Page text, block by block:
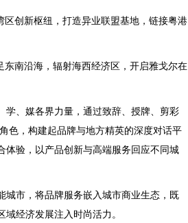
区创新枢纽，打造异业联盟基地，链接粤港
东南沿海，辐射海西经济区，开启雅戈尔在
学、媒各界力量，通过致辞、授牌、剪彩
色，构建起品牌与地方精英的深度对话平
体验，以产品创新与高端服务回应不同城
城市，将品牌服务嵌入城市商业生态，既
经济发展注入时尚活力。